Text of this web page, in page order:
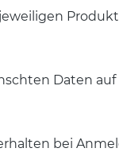
Daten
bei